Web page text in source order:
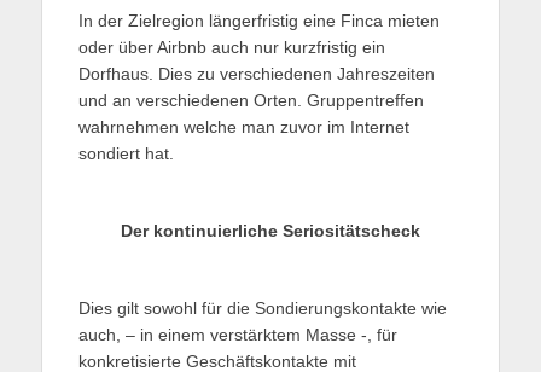
In der Zielregion längerfristig eine Finca mieten
oder über Airbnb auch nur kurzfristig ein
Dorfhaus. Dies zu verschiedenen Jahreszeiten
und an verschiedenen Orten. Gruppentreffen
wahrnehmen welche man zuvor im Internet
sondiert hat.
Der kontinuierliche Seriositätscheck
Dies gilt sowohl für die Sondierungskontakte wie
auch, – in einem verstärktem Masse -, für
konkretisierte Geschäftskontakte mit